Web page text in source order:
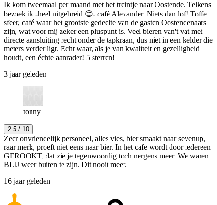
Ik kom tweemaal per maand met het treintje naar Oostende. Telkens
bezoek ik -heel uitgebreid 😊- café Alexander. Niets dan lof! Toffe
sfeer, café waar het grootste gedeelte van de gasten Oostendenaars
zijn, wat voor mij zeker een pluspunt is. Veel bieren van't vat met
directe aansluiting recht onder de tapkraan, dus niet in een kelder die
meters verder ligt. Echt waar, als je van kwaliteit en gezelligheid
houdt, een échte aanrader! 5 sterren!
3 jaar geleden
tonny
2.5 / 10
Zeer onvriendelijk personeel, alles vies, bier smaakt naar sevenup,
raar merk, proeft niet eens naar bier. In het cafe wordt door iedereen
GEROOKT, dat zie je tegenwoordig toch nergens meer. We waren
BLIJ weer buiten te zijn. Dit nooit meer.
16 jaar geleden